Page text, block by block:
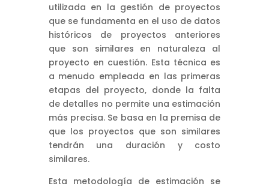
utilizada en la gestión de proyectos
que se fundamenta en el uso de datos
históricos de proyectos anteriores
que son similares en naturaleza al
proyecto en cuestión. Esta técnica es
a menudo empleada en las primeras
etapas del proyecto, donde la falta
de detalles no permite una estimación
más precisa. Se basa en la premisa de
que los proyectos que son similares
tendrán una duración y costo
similares.
Esta metodología de estimación se